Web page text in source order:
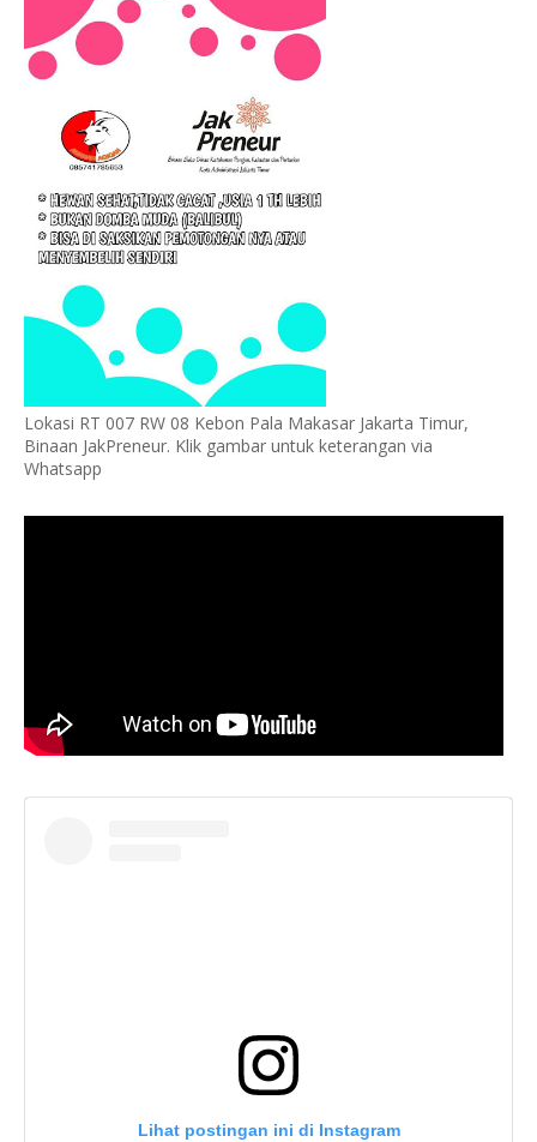
Lokasi RT 007 RW 08 Kebon Pala Makasar Jakarta Timur,
Binaan JakPreneur. Klik gambar untuk keterangan via
Whatsapp
Lihat postingan ini di Instagram